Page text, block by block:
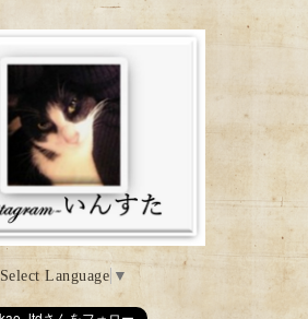
Select Language ▼